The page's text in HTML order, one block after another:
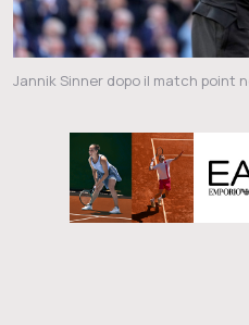
Jannik Sinner dopo il match point